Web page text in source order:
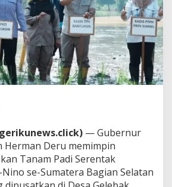
— Gubernur
Herman Deru memimpin
Tanam Padi Serentak
se-Sumatera Bagian Selatan